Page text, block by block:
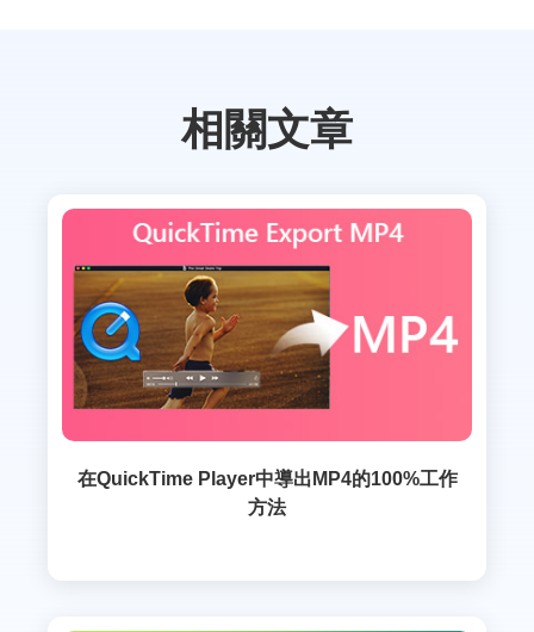
相關文章
在QuickTime Player中導出MP4的100%工作
方法